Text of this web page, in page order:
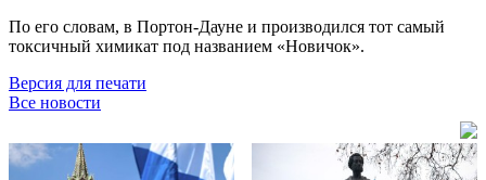
По его словам, в Портон-Дауне и производился тот самый
токсичный химикат под названием «Новичок».
Версия для печати
Все новости